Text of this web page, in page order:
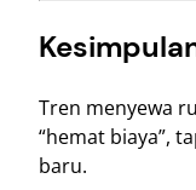
Tren menyewa
“hemat biaya”,
baru.